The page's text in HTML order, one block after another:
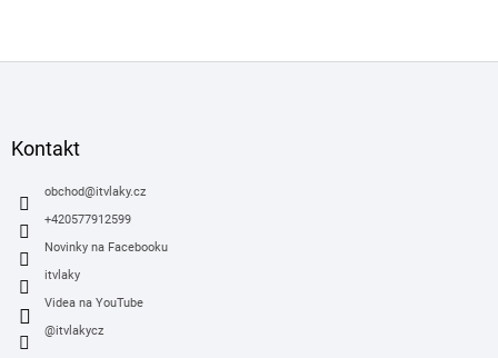
Kontakt
obchod@itvlaky.cz
+420577912599
Novinky na Facebooku
itvlaky
Videa na YouTube
@itvlakycz